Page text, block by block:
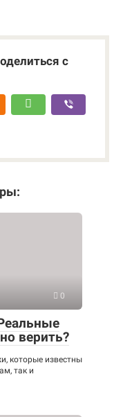
с
0
верить?
которые известны
так и